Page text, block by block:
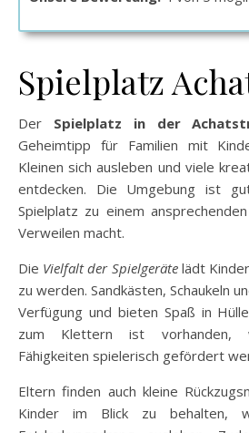
Spielplatz
Der Spielplatz in der
Geheimtipp für Familien mit
Kleinen sich ausleben und viele
entdecken. Die Umgebung ist
Spielplatz zu einem
Verweilen macht.
Die Vielfalt der Spielgerätelädt
zu werden. Sandkästen, Schaukeln
Verfügung und bieten Spaß in
zum Klettern ist vorhanden,
Fähigkeiten spielerisch gefördert
Eltern finden auch kleine
Kinder im Blick zu behalten,